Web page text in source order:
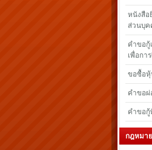
หนังสือ
ส่วนบุค
คำขอ
เพื่อกา
ขอซื้อหุ้
คำขอผ่
คำขอกู้
กฎหมา